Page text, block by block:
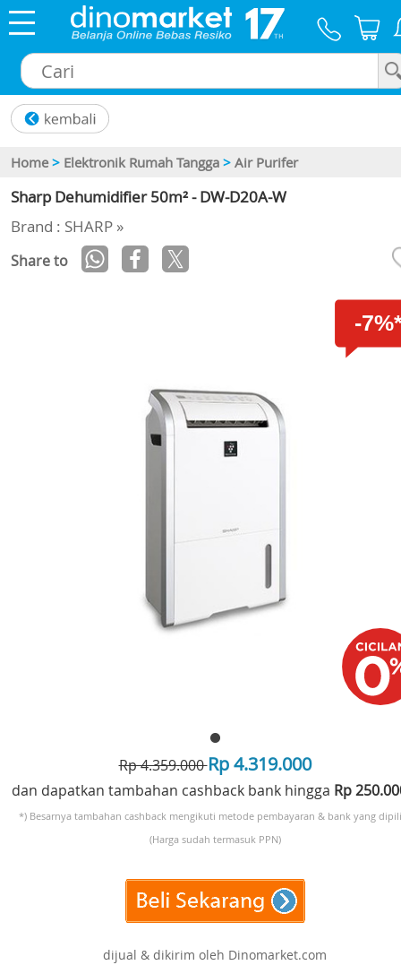
Home > Elektronik Rumah Tangga > Air Purifer
Sharp Dehumidifier 50m² - DW-D20A-W
Brand : SHARP »
Share to
-
Rp 4.359.000Rp 4.319.000
dan dapatkan tambahan cashback bank hingga Rp
*) Besarnya tambahan cashback mengikuti metode pembayaran & bank yang
(Harga sudah termasuk PPN)
dijual & dikirim oleh Dinomarket.com